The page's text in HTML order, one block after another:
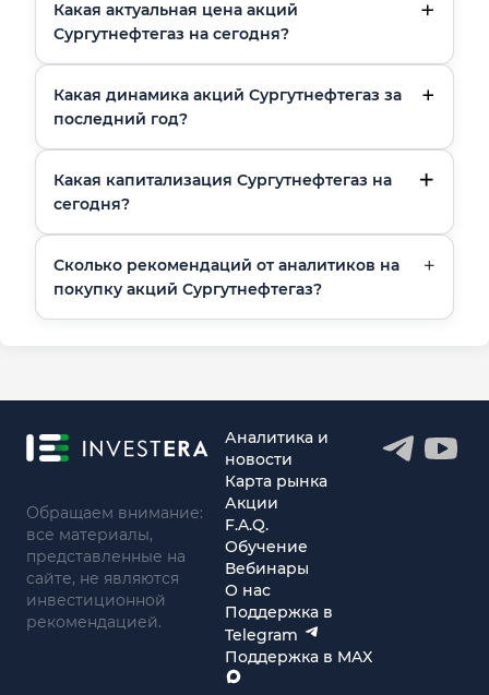
Какая актуальная цена акций
Сургутнефтегаз на сегодня?
Какая динамика акций Сургутнефтегаз за
последний год?
Какая капитализация Сургутнефтегаз на
сегодня?
Сколько рекомендаций от аналитиков на
покупку акций Сургутнефтегаз?
Обращаем внимание:
все материалы,
представленные на
сайте, не являются
инвестиционной
рекомендацией.
Аналитика и
новости
Карта рынка
Акции
F.A.Q.
Обучение
Вебинары
О нас
Поддержка в
Telegram
Поддержка в MAX